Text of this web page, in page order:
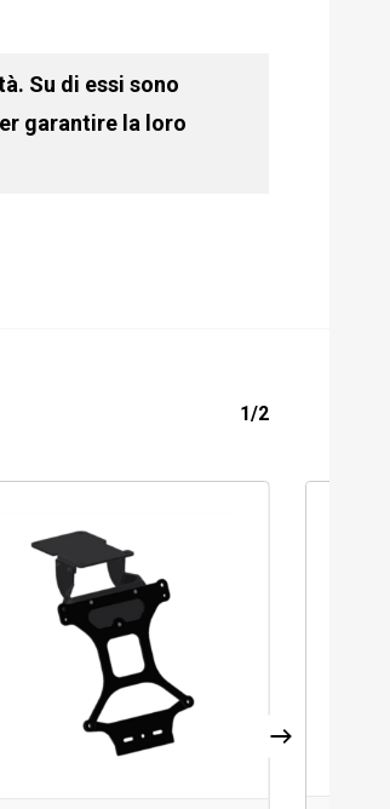
Su di essi sono
garantire la loro
1/2